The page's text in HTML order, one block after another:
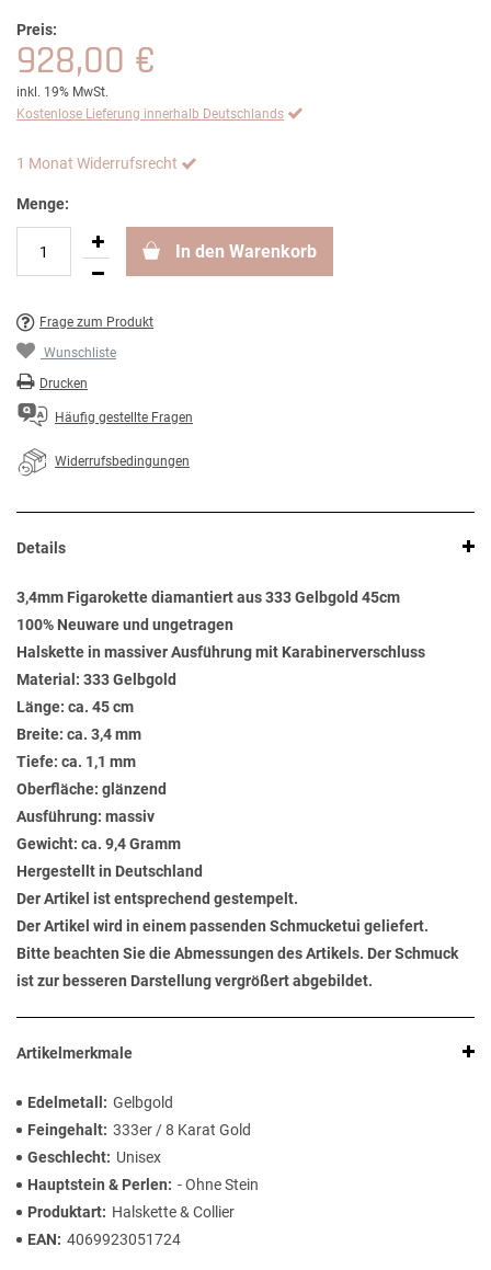
Preis:
928,00 €
inkl. 19% MwSt.
Kostenlose Lieferung innerhalb Deutschlands
1 Monat Widerrufsrecht
Menge:
In den Warenkorb
Frage zum Produkt
Wunschliste
Drucken
Häufig gestellte Fragen
Widerrufsbedingungen
Details
3,4mm Figarokette diamantiert aus 333 Gelbgold 45cm
100% Neuware und ungetragen
Halskette in massiver Ausführung mit Karabinerverschluss
Material: 333 Gelbgold
Länge: ca. 45 cm
Breite: ca. 3,4 mm
Tiefe: ca. 1,1 mm
Oberfläche: glänzend
Ausführung: massiv
Gewicht: ca. 9,4 Gramm
Hergestellt in Deutschland
Der Artikel ist entsprechend gestempelt.
Der Artikel wird in einem passenden Schmucketui geliefert.
Bitte beachten Sie die Abmessungen des Artikels. Der Schmuck
ist zur besseren Darstellung vergrößert abgebildet.
Artikelmerkmale
Edelmetall
Gelbgold
Feingehalt 333er / 8 Karat Gold
Geschlecht
Unisex
Hauptstein & Perlen
- Ohne Stein
Produktart
Halskette & Collier
EAN
4069923051724